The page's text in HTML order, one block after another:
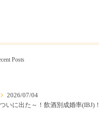
Posts
2026/07/04
ついに出た～！飲酒別成婚率(IBJ)！